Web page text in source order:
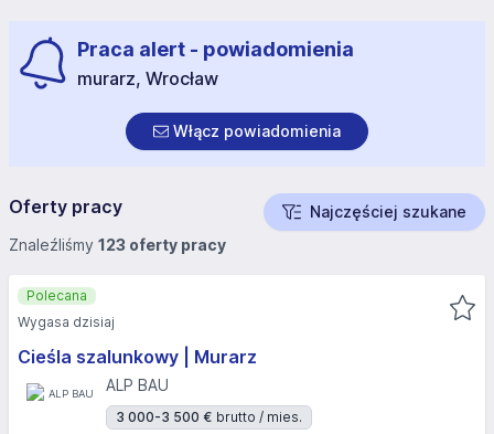
Praca alert - powiadomienia
murarz, Wrocław
Włącz powiadomienia
Oferty pracy
Najczęściej szukane
Znaleźliśmy 123 oferty pracy
Cieśla szalunkowy | Murarz
ALP BAU
3 000-3 500 € brutto / mies.
Polecana
Wygasa dzisiaj